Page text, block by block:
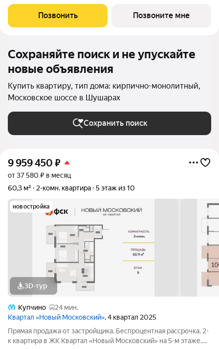
квартал «Новый Московский» в Пушкинском районе. Этот
комплекс объединит в себе
Позвонить Позвоните мне
Сохраняйте поиск и не упускайте
новые объявления
Купить квартиру, тип дома: кирпично-монолитный,
Московское шоссе в Шушарах
Сохранить поиск
9 959 450 ₽
от 37 580 ₽ в месяц
60,3 м²
2-комн. квартира 5 этаж из 10
новостройка
3D-тур
Купчино
24 мин.
Квартал «Новый Московский», 4 квартал 2025
Прямая продажа от застройщика. Беспроцентная рассрочка. 2-
к квартира в ЖК Квартал «Новый Московский» на 5-м этаже.